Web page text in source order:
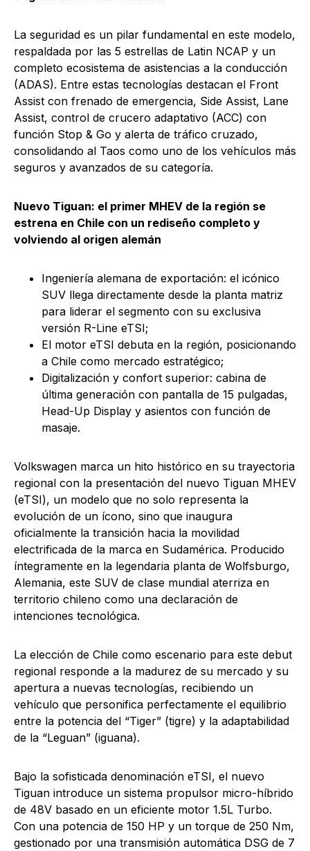
La seguridad es un pilar fundamental en este modelo,
respaldada por las 5 estrellas de Latin NCAP y un
completo ecosistema de asistencias a la conducción
(ADAS). Entre estas tecnologías destacan el Front
Assist con frenado de emergencia, Side Assist, Lane
Assist, control de crucero adaptativo (ACC) con
función Stop & Go y alerta de tráfico cruzado,
consolidando al Taos como uno de los vehículos más
seguros y avanzados de su categoría.
Nuevo Tiguan: el primer MHEV de la región se
estrena en Chile con un rediseño completo y
volviendo al origen alemán
Ingeniería alemana de exportación: el icónico
SUV llega directamente desde la planta matriz
para liderar el segmento con su exclusiva
versión R-Line eTSI;
⁠El motor eTSI debuta en la región, posicionando
a Chile como mercado estratégico;
⁠Digitalización y confort superior: cabina de
última generación con pantalla de 15 pulgadas,
Head-Up Display y asientos con función de
masaje.
Volkswagen marca un hito histórico en su trayectoria
regional con la presentación del nuevo Tiguan MHEV
(eTSI), un modelo que no solo representa la
evolución de un ícono, sino que inaugura
oficialmente la transición hacia la movilidad
electrificada de la marca en Sudamérica. Producido
íntegramente en la legendaria planta de Wolfsburgo,
Alemania, este SUV de clase mundial aterriza en
territorio chileno como una declaración de
intenciones tecnológica.
La elección de Chile como escenario para este debut
regional responde a la madurez de su mercado y su
apertura a nuevas tecnologías, recibiendo un
vehículo que personifica perfectamente el equilibrio
entre la potencia del “Tiger” (tigre) y la adaptabilidad
de la “Leguan” (iguana).
Bajo la sofisticada denominación eTSI, el nuevo
Tiguan introduce un sistema propulsor micro-híbrido
de 48V basado en un eficiente motor 1.5L Turbo.
Con una potencia de 150 HP y un torque de 250 Nm,
gestionado por una transmisión automática DSG de 7